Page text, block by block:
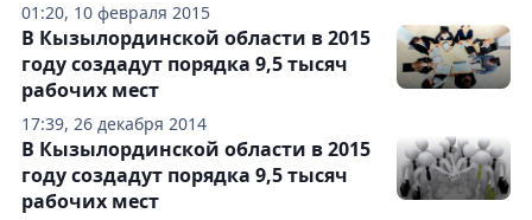
01:20, 10 февраля 2015
17:39, 26 декабря 2014
В Кызылординской области в 2015
году создадут порядка 9,5 тысяч
рабочих мест
В Кызылординской области в 2015
году создадут порядка 9,5 тысяч
рабочих мест